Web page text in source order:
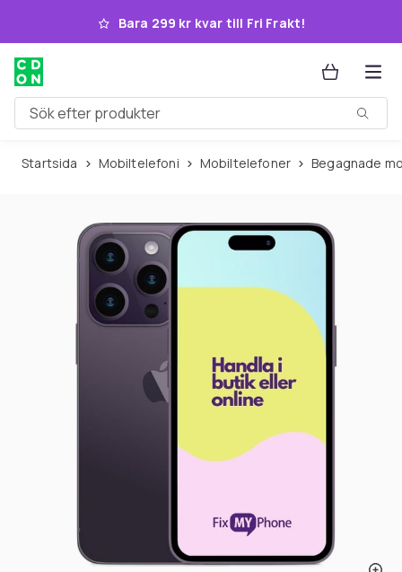
Hoppa till huvudinnehållet
Bara 299 kr kvar till Fri Frakt!
Sök efter produkter
Startsida Mobiltelefoni Mobiltelefoner Begagnade